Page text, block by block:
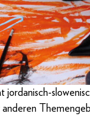
anderen